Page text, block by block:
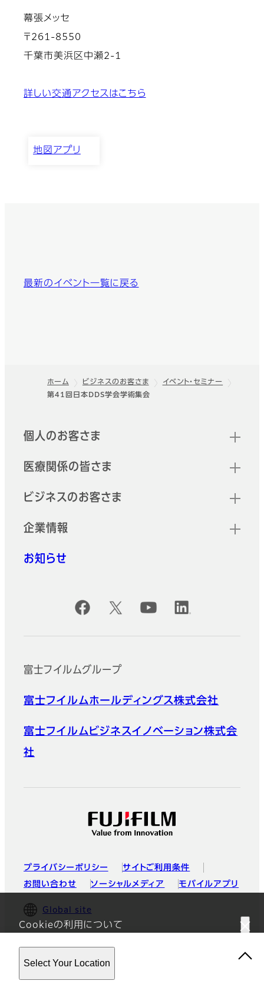
Cookieの利用について
このウェブサイトはクッキーを使用しています。このサイトを使用す
ることにより、 プライバシーポリシー
Select Your Location
幕張メッセ
〒261-8550
千葉市美浜区中瀬2-1
詳しい交通アクセスはこちら
地図アプリ
最新のイベント一覧に戻る
フッター
ホーム ビジネスのお客さま
イベント・セミナー
第41回日本DDS学会学術集会
クイックリンク
個人のお客さま
医療関係の皆さま
ビジネスのお客さま
企業情報
お知らせ
公式SNSアカウント
富士フイルムグループ
富士フイルムホールディングス株式会社
富士フイルムビジネスイノベーション株式会
社
プライバシーポリシー
サイトご利用条件
お問い合わせ
ソーシャルメディア モバイルアプリ
Global site